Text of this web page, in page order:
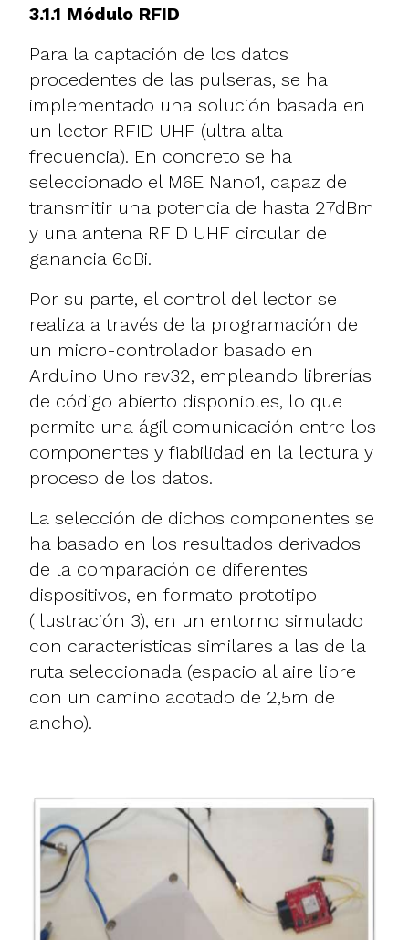
3.1.1 Módulo RFID
Para la captación de los datos
procedentes de las pulseras, se ha
implementado una solución basada en
un lector RFID UHF (ultra alta
frecuencia). En concreto se ha
seleccionado el M6E Nano1, capaz de
transmitir una potencia de hasta 27dBm
y una antena RFID UHF circular de
ganancia 6dBi.
Por su parte, el control del lector se
realiza a través de la programación de
un micro-controlador basado en
Arduino Uno rev32, empleando librerías
de código abierto disponibles, lo que
permite una ágil comunicación entre los
componentes y fiabilidad en la lectura y
proceso de los datos.
La selección de dichos componentes se
ha basado en los resultados derivados
de la comparación de diferentes
dispositivos, en formato prototipo
(Ilustración 3), en un entorno simulado
con características similares a las de la
ruta seleccionada (espacio al aire libre
con un camino acotado de 2,5m de
ancho).